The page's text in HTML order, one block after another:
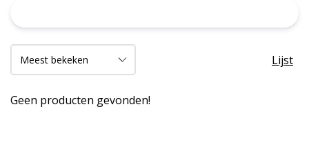
Lijst
Geen producten gevonden!